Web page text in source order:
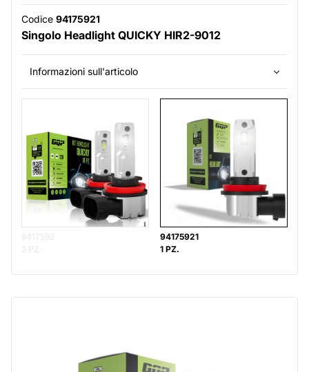
Codice 94175921
Singolo Headlight QUICKY HIR2-9012
Informazioni sull'articolo
9417592
2 PZ.
94175921
1 PZ.